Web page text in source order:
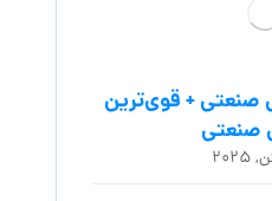
+ قوی‌ترین
صنعتی